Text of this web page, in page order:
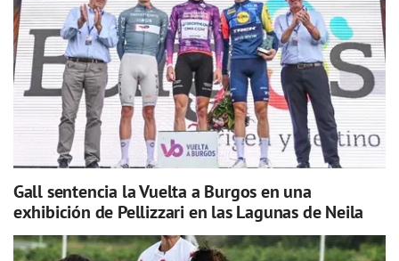
Gall sentencia la Vuelta a Burgos en una
exhibición de Pellizzari en las Lagunas de Neila